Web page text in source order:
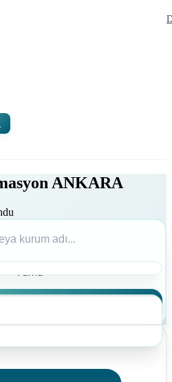
ANKARA